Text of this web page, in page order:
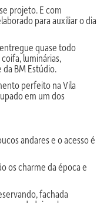
projeto. E com
para auxiliar o dia
quase todo
luminárias,
BM Estúdio.
perfeito na Vila
em um dos
andares e o acesso é
os charme da época e
fachada